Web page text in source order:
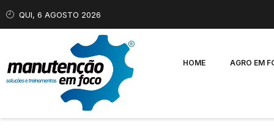
QUI, 6 AGOSTO 2026
HOME AGRO EM